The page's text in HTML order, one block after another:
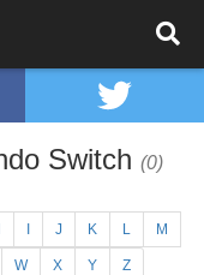
Switch (0)
J K L M
W X Y Z